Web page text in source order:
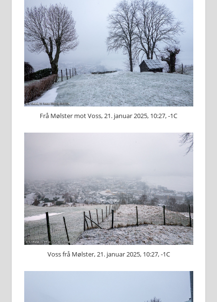
Frå Mølster mot Voss, 21. januar 2025, 10:27, -1C
Voss frå Mølster, 21. januar 2025, 10:27, -1C